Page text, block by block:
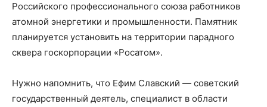
Российского профессионального союза работников
атомной энергетики и промышленности. Памятник
планируется установить на территории парадного
сквера госкорпорации «Росатом».
Нужно напомнить, что Ефим Славский — советский
государственный деятель, специалист в области